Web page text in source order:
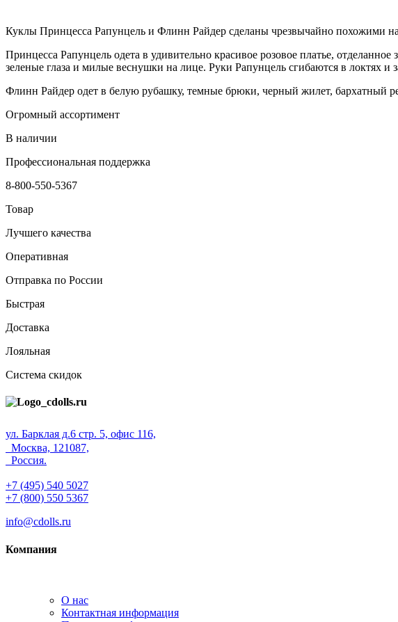
Куклы Принцесса Рапунцель и Флинн Райдер сделаны чрезвычайно похожими
Принцесса Рапунцель одета в удивительно красивое розовое платье,
зеленые глаза и милые веснушки на лице. Руки Рапунцель сгибаются в локтях и
Флинн Райдер одет в белую рубашку, темные брюки, черный жилет, бархатный
Огромный ассортимент
В наличии
Профессиональная поддержка
8-800-550-5367
Товар
Лучшего качества
Оперативная
Отправка по России
Быстрая
Доставка
Лояльная
Система скидок
ул. Барклая д.6 стр. 5, офис 116,
Москва, 121087,
Россия.
+7 (495) 540 5027
+7 (800) 550 5367
info@cdolls.ru
Компания
О нас
Контактная информация